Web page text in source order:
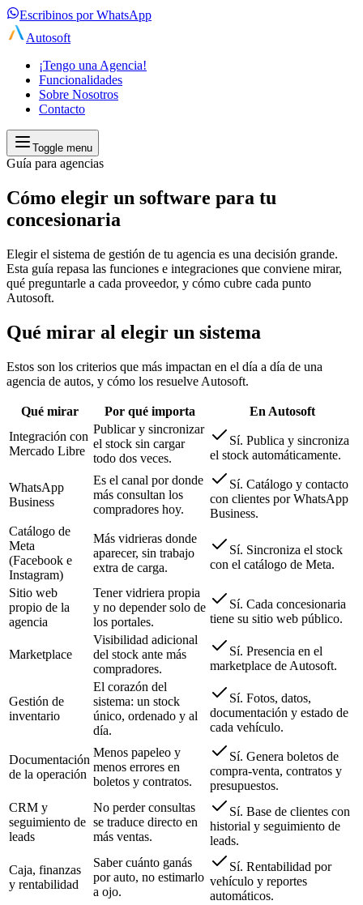
Escribinos por WhatsApp
Autosoft
¡Tengo una Agencia!
Funcionalidades
Sobre Nosotros
Contacto
Toggle menu
Guía para agencias
Cómo elegir un software para tu
concesionaria
Elegir el sistema de gestión de tu agencia es una decisión grande.
Esta guía repasa las funciones e integraciones que conviene mirar,
qué preguntarle a cada proveedor, y cómo cubre cada punto
Autosoft.
Qué mirar al elegir un sistema
Estos son los criterios que más impactan en el día a día de una
agencia de autos, y cómo los resuelve Autosoft.
Qué mirar Por qué importa
En Autosoft
Integración con
Mercado Libre
Publicar y sincronizar
el stock sin cargar
todo dos veces.
Sí. Publica y sincroniza
el stock automáticamente.
WhatsApp
Business
Es el canal por donde
más consultan los
compradores hoy.
Sí. Catálogo y contacto
con clientes por WhatsApp
Business.
Catálogo de
Meta
(Facebook e
Instagram)
Más vidrieras donde
aparecer, sin trabajo
extra de carga.
Sí. Sincroniza el stock
con el catálogo de Meta.
Sitio web
propio de la
agencia
Tener vidriera propia
y no depender solo de
los portales.
Sí. Cada concesionaria
tiene su sitio web público.
Marketplace
Visibilidad adicional
del stock ante más
compradores.
Sí. Presencia en el
marketplace de Autosoft.
Gestión de
inventario
El corazón del
sistema: un stock
único, ordenado y al
día.
Sí. Fotos, datos,
documentación y estado de
cada vehículo.
Documentación
de la operación
Menos papeleo y
menos errores en
boletos y contratos.
Sí. Genera boletos de
compra-venta, contratos y
presupuestos.
CRM y
seguimiento de
leads
No perder consultas
se traduce directo en
más ventas.
Sí. Base de clientes con
historial y seguimiento de
leads.
Caja, finanzas
y rentabilidad
Saber cuánto ganás
por auto, no estimarlo
a ojo.
Sí. Rentabilidad por
vehículo y reportes
automáticos.